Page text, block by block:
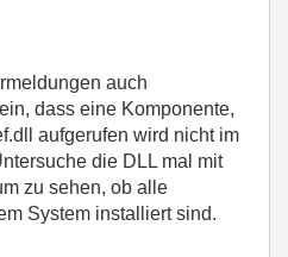
auch
dass eine Komponente,
aufgerufen wird nicht im
die DLL mal mit
zu sehen, ob alle
System installiert sind.